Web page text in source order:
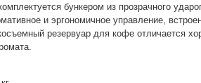
бункером из прозрачного
и эргономичное управление,
резервуар для кофе отличается